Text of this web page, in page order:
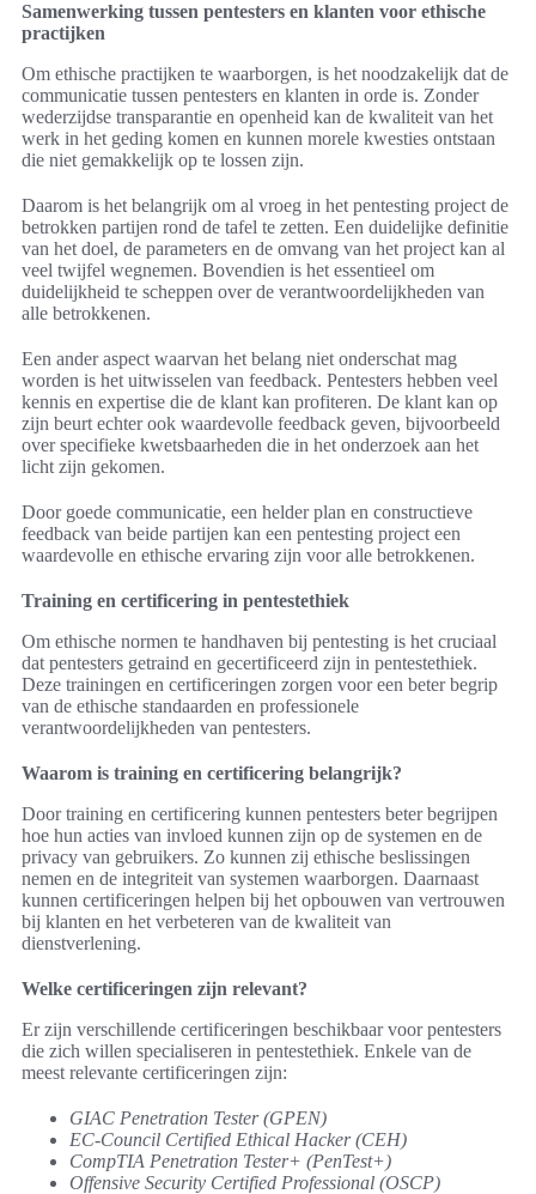
Samenwerking tussen pentesters en klanten voor ethische
practijken
Om ethische practijken te waarborgen, is het noodzakelijk dat de
communicatie tussen pentesters en klanten in orde is. Zonder
wederzijdse transparantie en openheid kan de kwaliteit van het
werk in het geding komen en kunnen morele kwesties ontstaan
die niet gemakkelijk op te lossen zijn.
Daarom is het belangrijk om al vroeg in het pentesting project de
betrokken partijen rond de tafel te zetten. Een duidelijke definitie
van het doel, de parameters en de omvang van het project kan al
veel twijfel wegnemen. Bovendien is het essentieel om
duidelijkheid te scheppen over de verantwoordelijkheden van
alle betrokkenen.
Een ander aspect waarvan het belang niet onderschat mag
worden is het uitwisselen van feedback. Pentesters hebben veel
kennis en expertise die de klant kan profiteren. De klant kan op
zijn beurt echter ook waardevolle feedback geven, bijvoorbeeld
over specifieke kwetsbaarheden die in het onderzoek aan het
licht zijn gekomen.
Door goede communicatie, een helder plan en constructieve
feedback van beide partijen kan een pentesting project een
waardevolle en ethische ervaring zijn voor alle betrokkenen.
Training en certificering in pentestethiek
Om ethische normen te handhaven bij pentesting is het cruciaal
dat pentesters getraind en gecertificeerd zijn in pentestethiek.
Deze trainingen en certificeringen zorgen voor een beter begrip
van de ethische standaarden en professionele
verantwoordelijkheden van pentesters.
Waarom is training en certificering belangrijk?
Door training en certificering kunnen pentesters beter begrijpen
hoe hun acties van invloed kunnen zijn op de systemen en de
privacy van gebruikers. Zo kunnen zij ethische beslissingen
nemen en de integriteit van systemen waarborgen. Daarnaast
kunnen certificeringen helpen bij het opbouwen van vertrouwen
bij klanten en het verbeteren van de kwaliteit van
dienstverlening.
Welke certificeringen zijn relevant?
Er zijn verschillende certificeringen beschikbaar voor pentesters
die zich willen specialiseren in pentestethiek. Enkele van de
meest relevante certificeringen zijn:
GIAC Penetration Tester (GPEN)
EC-Council Certified Ethical Hacker (CEH)
CompTIA Penetration Tester+ (PenTest+)
Offensive Security Certified Professional (OSCP)